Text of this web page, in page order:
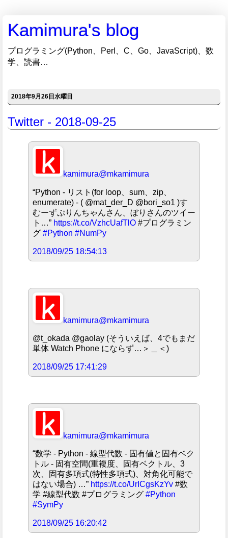
Kamimura's blog
プログラミング(Python、Perl、C、Go、JavaScript)、数
学、読書…
2018年9月26日水曜日
Twitter - 2018-09-25
kamimura@mkamimura
“Python - リスト(for loop、sum、zip、
enumerate) - ( @mat_der_D @bori_so1 )す
むーずぷりんちゃんさん、ぼりさんのツイー
ト…” https://t.co/VzhcUafTlO#プログラミン
グ #Python #NumPy
2018/09/25 18:54:13
kamimura@mkamimura
@t_okada @gaolay (そういえば、4でもまだ
単体 Watch Phone にならず…＞＿＜)
2018/09/25 17:41:29
kamimura@mkamimura
“数学 - Python - 線型代数 - 固有値と固有ベク
トル - 固有空間(重複度、固有ベクトル、3
次、固有多項式(特性多項式)、対角化可能で
はない場合) …” https://t.co/UrICgsKzYv#数
学 #線型代数 #プログラミング #Python
#SymPy
2018/09/25 16:20:42